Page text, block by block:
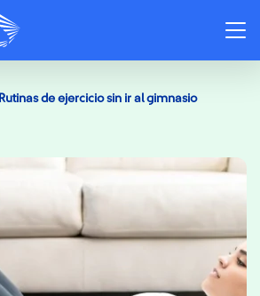
Rutinas de ejercicio sin ir al gimnasio